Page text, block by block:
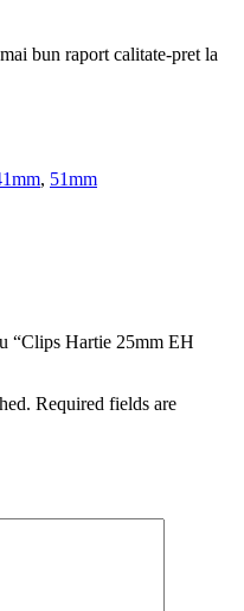
bun raport calitate-pret la
, 51mm
“Clips Hartie 25mm EH
Required fields are